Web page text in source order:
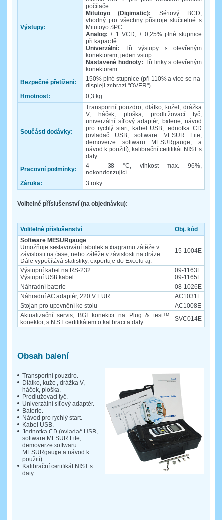
Výstupy:
počítače.
Mitutoyo (Digimatic): Sériový BCD,
vhodný pro všechny přístroje slučitelné s
Mitutoyo SPC.
Analog: ± 1 VCD, ± 0,25% plné stupnice
při kapacitě.
Univerzální: Tři výstupy s otevřeným
konektorem, jeden vstup.
Nastavené hodnoty: Tři linky s otevřeným
konektorem.
Bezpečné přetížení:
150% plné stupnice (při 110% a více se na
displeji zobrazí "OVER").
Hmotnost:
0,3 kg
Součásti dodávky:
Transportní pouzdro, dlátko, kužel, drážka
V, háček, ploška, prodlužovací tyč,
univerzální síťový adaptér, baterie, návod
pro rychlý start, kabel USB, jednotka CD
(ovladač USB, software MESUR Lite,
demoverze softwaru MESURgauge, a
návod k použití), kalibrační certifikát NIST s
daty.
Pracovní podmínky:
4 - 38 °C, vlhkost max. 96%,
nekondenzující
Záruka:
3 roky
Volitelné příslušenství (na objednávku):
Volitelné příslušenství
Obj. kód
Software MESURgauge
Umožňuje sestavování tabulek a diagramů zátěže v
závislosti na čase, nebo zátěže v závislosti na dráze.
Dále vypočítává statistiky, exportuje do Excelu aj.
15-1004E
Výstupní kabel na RS-232
Výstupní USB kabel
09-1163E
09-1165E
Náhradní baterie
08-1026E
Náhradní AC adaptér, 220 V EUR
AC1031E
Stojan pro upevnění ke stolu
AC1008E
Aktualizační servis, BGI konektor na Plug & testTM
konektor, s NIST certifikátem o kalibraci a daty SVC014E
Obsah balení
Transportní pouzdro.
Dlátko, kužel, drážka V,
háček, ploška.
Prodlužovací tyč.
Univerzální síťový adaptér.
Baterie.
Návod pro rychlý start.
Kabel USB.
Jednotka CD (ovladač USB,
software MESUR Lite,
demoverze softwaru
MESURgauge a návod k
použití).
Kalibrační certifikát NIST s
daty.